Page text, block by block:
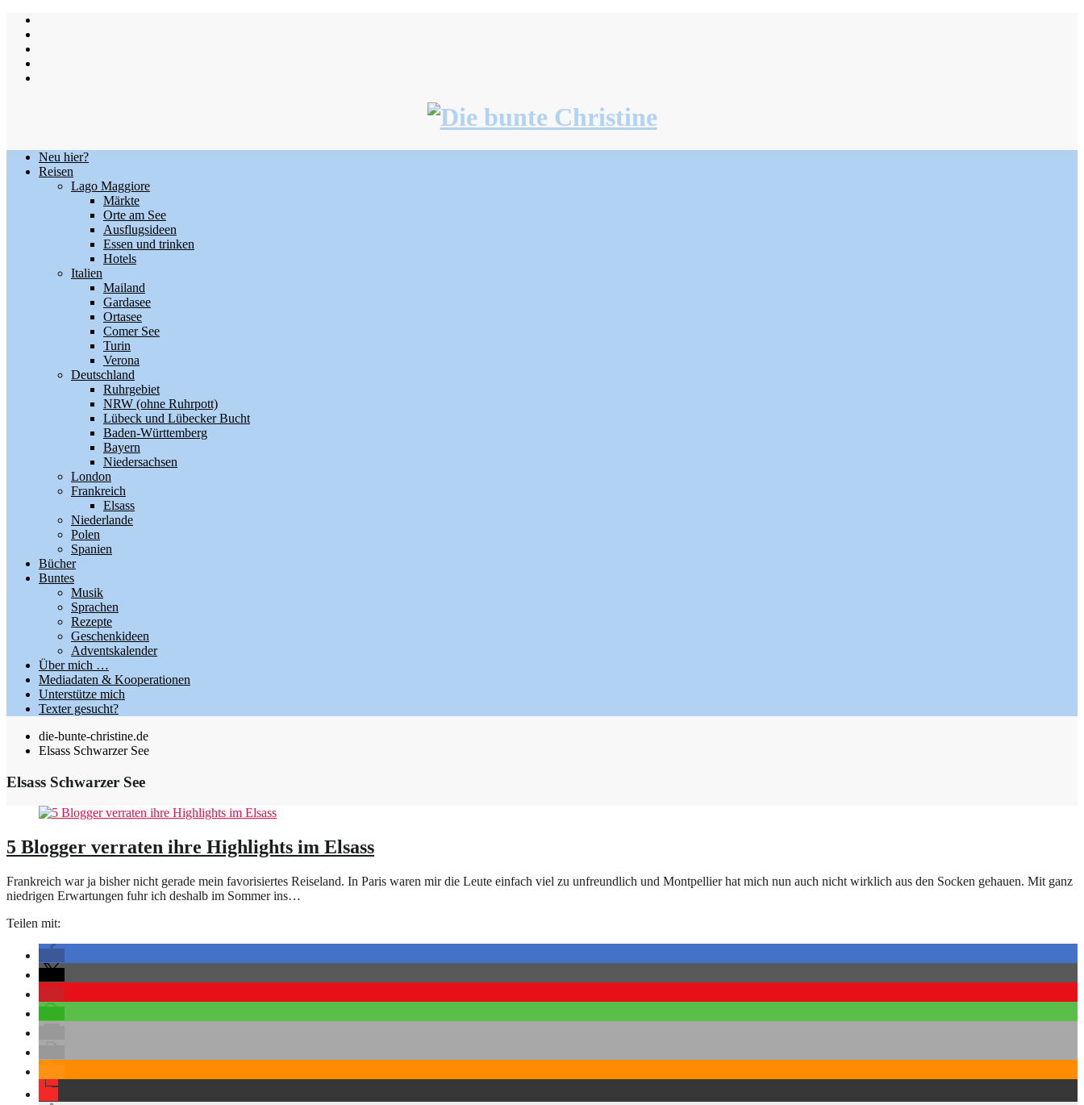
Skip
content
Neu hier?
Reisen
Lago Maggiore
Märkte
Orte am See
Ausflugsideen
Essen und trinken
Hotels
Italien
Mailand
Gardasee
Ortasee
Comer See
Turin
Verona
Deutschland
Ruhrgebiet
NRW (ohne Ruhrpott)
Lübeck und Lübecker Bucht
Baden-Württemberg
Bayern
Niedersachsen
London
Frankreich
Elsass
Niederlande
Polen
Spanien
Bücher
Buntes
Musik
Sprachen
Rezepte
Geschenkideen
Adventskalender
Über mich …
Mediadaten & Kooperationen
Unterstütze mich
Texter gesucht?
die-bunte-christine.de
Elsass Schwarzer See
Elsass Schwarzer See
5 Blogger verraten ihre Highlights im Elsass
Frankreich war ja bisher nicht gerade mein favorisiertes Reiseland. In Paris waren mir die Leute einfach viel zu unfreundlich und Montpellier hat mich nun auch nicht wirklich aus den Socken gehauen. Mit ganz
niedrigen Erwartungen fuhr ich deshalb im Sommer ins…
Teilen mit: